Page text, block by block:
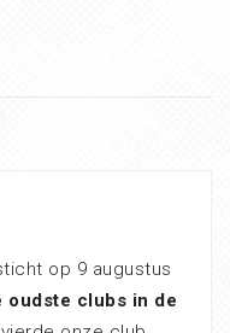
op 9 augustus
oudste clubs in de